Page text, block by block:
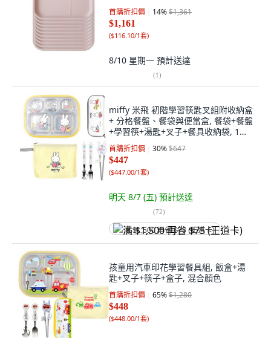
首購折扣價 14%$1,361
$1,161
($116.10/1套)
8/10 星期一 預計送達
(1)
miffy 米飛 初階學習筷匙叉組附收納盒
+ 分格餐盤、餐袋與便當盒, 餐袋+餐盤
+學習筷+湯匙+叉子+餐具收納袋, 1組,
米飛兔 多色
首購折扣價 30%$647
$447
($447.00/1套)
明天 8/7 (五) 預計送達
(72)
满 $1,500 再省 $75 (王道卡)
孩童用汽車印花學習餐具組, 飯盒+湯
匙+叉子+筷子+盒子, 混合顏色
首購折扣價 65%$1,280
$448
($448.00/1套)